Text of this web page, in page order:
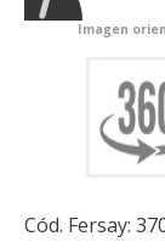
Imagen
Cód. Fersay: